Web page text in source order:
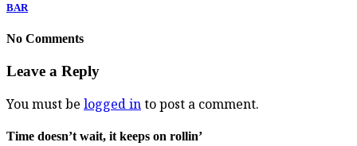
BAR
No Comments
Leave a Reply
You must be logged into post a comment.
Time doesn’t wait, it keeps on rollin’